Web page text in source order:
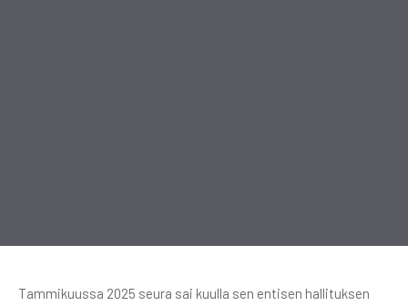
Tammikuussa 2025 seura sai kuulla sen entisen hallituksen